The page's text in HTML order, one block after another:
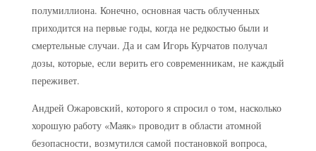
полумиллиона. Конечно, основная часть облученных
приходится на первые годы, когда не редкостью были и
смертельные случаи. Да и сам Игорь Курчатов получал
дозы, которые, если верить его современникам, не каждый
переживет.
Андрей Ожаровский, которого я спросил о том, насколько
хорошую работу «Маяк» проводит в области атомной
безопасности, возмутился самой постановкой вопроса,